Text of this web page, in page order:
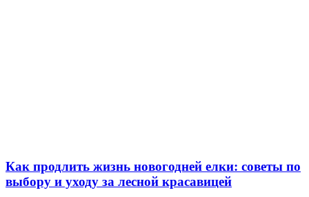
Как продлить жизнь новогодней елки: советы по
выбору и уходу за лесной красавицей